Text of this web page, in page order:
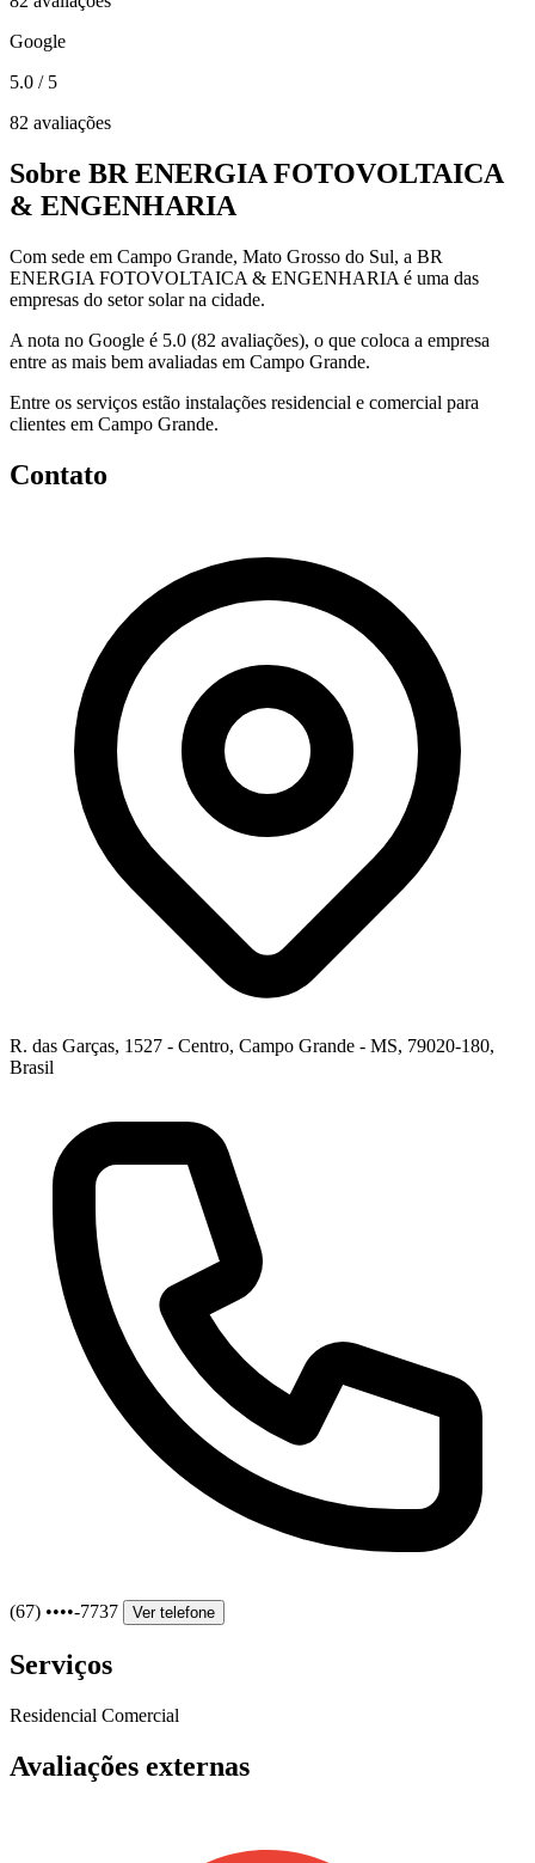
Google
5.0 / 5
82 avaliações
Sobre BR ENERGIA FOTOVOLTAICA
& ENGENHARIA
Com sede em Campo Grande, Mato Grosso do Sul, a BR
ENERGIA FOTOVOLTAICA & ENGENHARIA é uma das
empresas do setor solar na cidade.
A nota no Google é 5.0 (82 avaliações), o que coloca a empresa
entre as mais bem avaliadas em Campo Grande.
Entre os serviços estão instalações residencial e comercial para
clientes em Campo Grande.
Contato
R. das Garças, 1527 - Centro, Campo Grande - MS, 79020-180,
Brasil
(67) ••••-7737 Ver telefone
Serviços
Residencial Comercial
Avaliações externas